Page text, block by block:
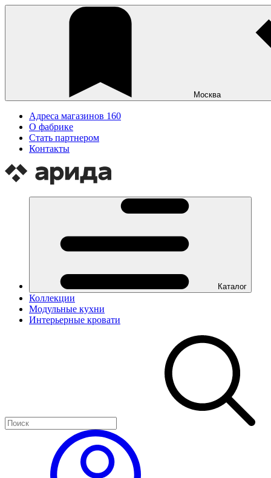
Москва
Адреса магазинов 160
О фабрике
Стать партнером
Контакты
Каталог
Коллекции
Модульные кухни
Интерьерные кровати